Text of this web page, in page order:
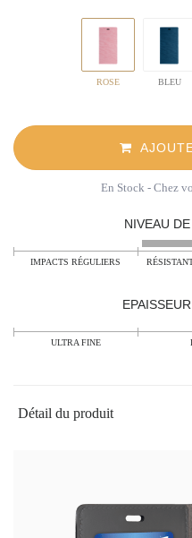
ROSE BLEU
En Stock - Chez
NIVEAU
IMPACTS RÉGULIERS
ULTRA FINE
Détail du produit